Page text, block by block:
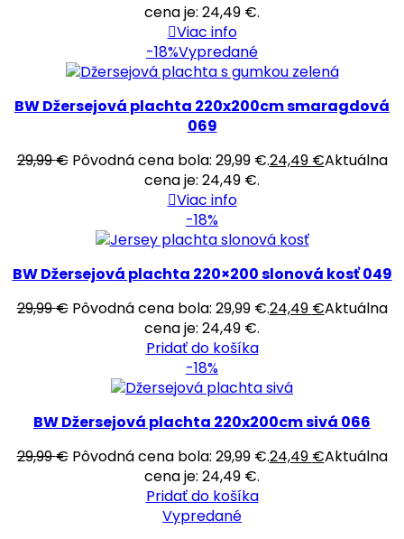
cena je: 24,49 €.
Viac info
-18%Vypredané
BW Džersejová plachta 220x200cm smaragdová
069
29,99€ Pôvodná cena bola: 29,99 €.24,49 €Aktuálna
cena je: 24,49 €.
Viac info
-18%
BW Džersejová plachta 220×200 slonová kosť 049
29,99€ Pôvodná cena bola: 29,99 €.24,49 €Aktuálna
cena je: 24,49 €.
Pridať do košíka
-18%
BW Džersejová plachta 220x200cm sivá 066
29,99€ Pôvodná cena bola: 29,99 €.24,49 €Aktuálna
cena je: 24,49 €.
Pridať do košíka
Vypredané